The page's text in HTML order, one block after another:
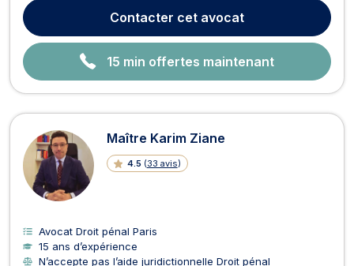
renommés. Elle consacre sa pratique au droit pénal, à
l’indemnisation des victimes et au droit des mineur...
Contacter cet avocat
15 min offertes maintenant
Maître Karim Ziane
4.5 (33 avis)
Avocat Droit pénal Paris
15 ans d’expérience
N’accepte pas l’aide juridictionnelle Droit pénal